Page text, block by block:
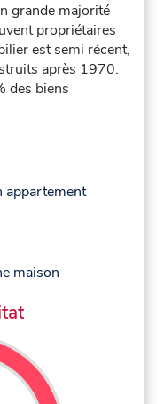
grande majorité
propriétaires
est semi récent,
après 1970.
des biens
appartement
maison